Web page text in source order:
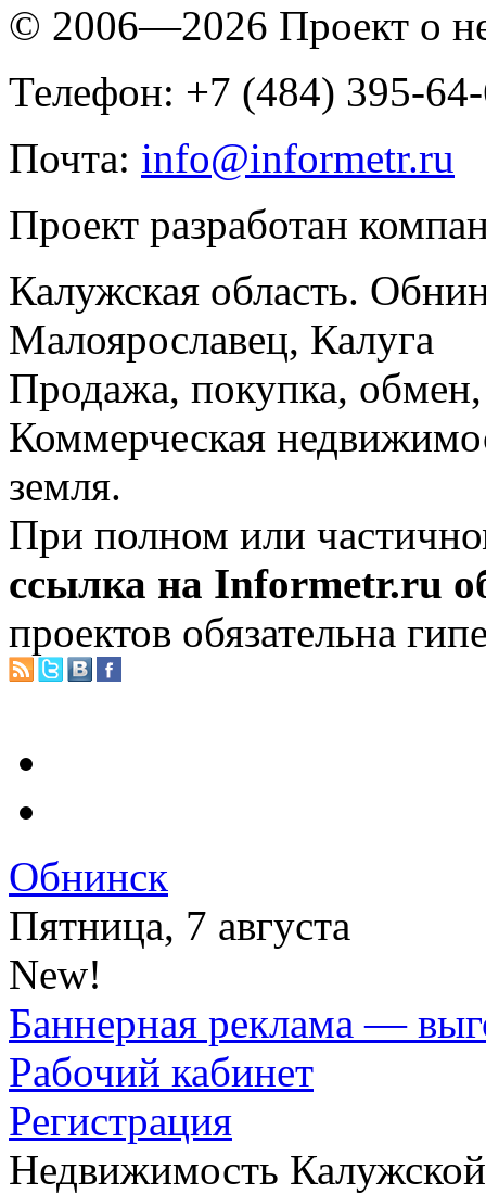
© 2006—2026 Проект о
Телефон: +7 (484) 395-
Почта: info@informetr.ru
Проект разработан
Калужская область.
Малоярославец, Калуга
Продажа, покупка, обмен,
Коммерческая
земля.
При полном или
ссылка на Informetr.ru
проектов обязательна
Обнинск
Пятница, 7 августа
New!
Баннерная реклама —
Рабочий кабинет
Регистрация
Недвижимость